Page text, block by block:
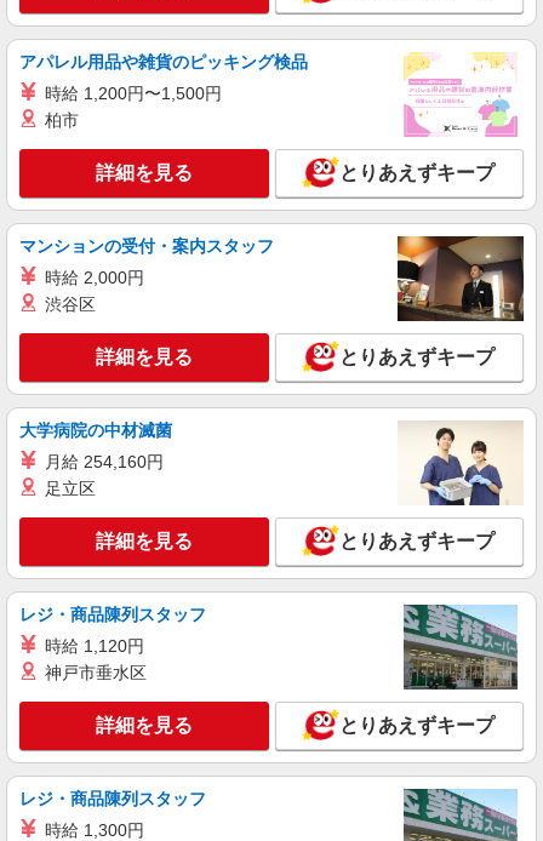
アパレル用品や雑貨のピッキング検品
時給 1,200円〜1,500円
柏市
詳細を見る とりあえずキープ
マンションの受付・案内スタッフ
時給 2,000円
渋谷区
詳細を見る とりあえずキープ
大学病院の中材滅菌
月給 254,160円
足立区
詳細を見る とりあえずキープ
レジ・商品陳列スタッフ
時給 1,120円
神戸市垂水区
詳細を見る とりあえずキープ
レジ・商品陳列スタッフ
時給 1,300円